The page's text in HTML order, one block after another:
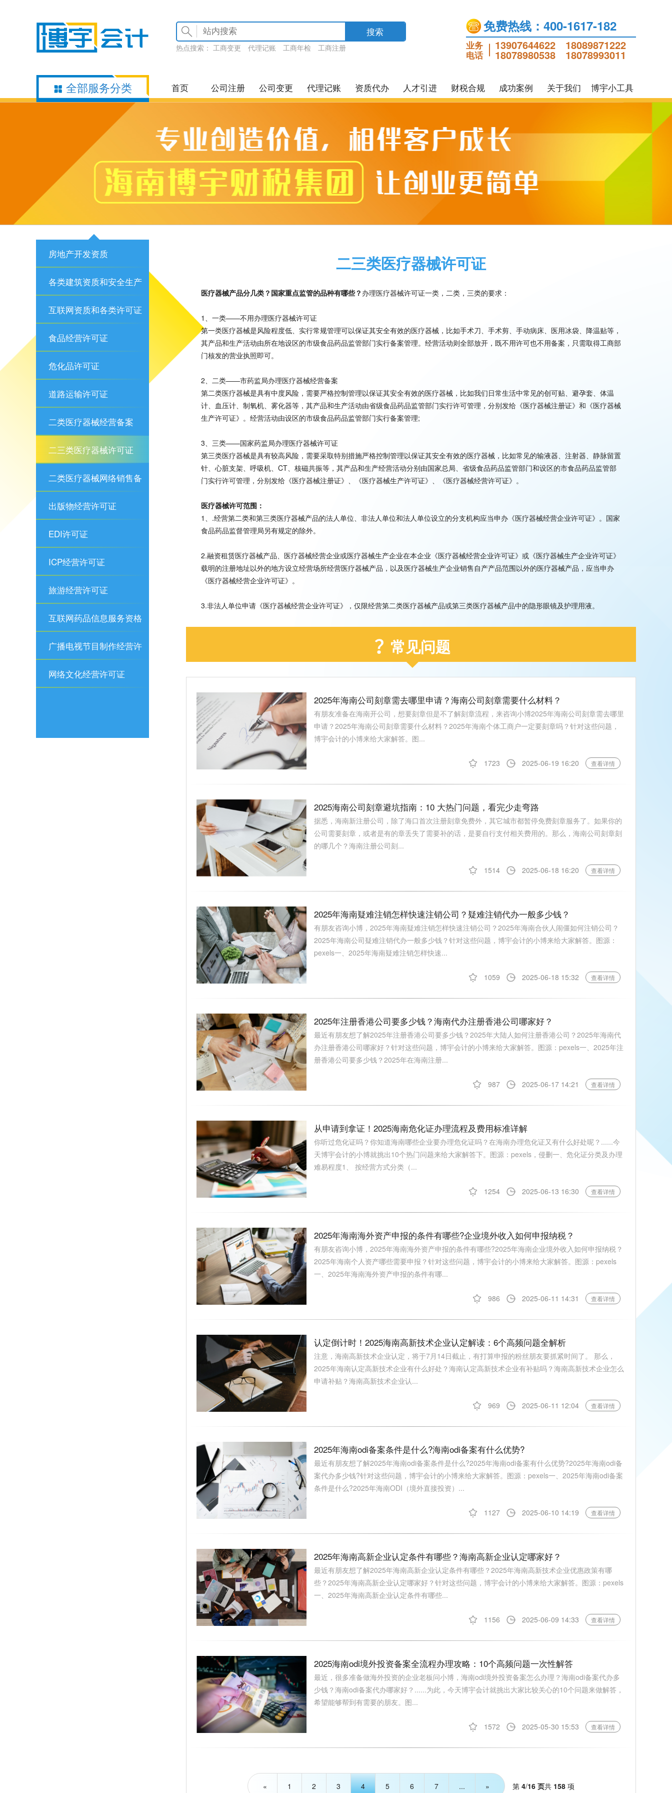
搜索
热点搜索： 工商变更 代理记账 工商年检 工商注册
免费热线：400-1617-182
业务
电话
13907644622 18089871222
18078980538 18078993011
全部服务分类 首页 公司注册 公司变更 代理记账 资质代办 人才引进 财税合规 成功案例 关于我们 博宇小工具
房地产开发资质
各类建筑资质和安全生产
许可证
互联网资质和各类许可证
食品经营许可证
危化品许可证
道路运输许可证
二类医疗器械经营备案
二三类医疗器械许可证
二类医疗器械网络销售备
案
出版物经营许可证
EDI许可证
ICP经营许可证
旅游经营许可证
互联网药品信息服务资格
证
广播电视节目制作经营许
可证
网络文化经营许可证
二三类医疗器械许可证
医疗器械产品分几类？国家重点监管的品种有哪些？ 办理医疗器械许可证一类，二类，三类的要求：
1、一类——不用办理医疗器械许可证
第一类医疗器械是风险程度低、实行常规管理可以保证其安全有效的医疗器械，比如手术刀、手术剪、手动病床、医用冰袋、降温贴等，
其产品和生产活动由所在地设区的市级食品药品监管部门实行备案管理。经营活动则全部放开，既不用许可也不用备案，只需取得工商部
门核发的营业执照即可。
2、二类——市药监局办理医疗器械经营备案
第二类医疗器械是具有中度风险，需要严格控制管理以保证其安全有效的医疗器械，比如我们日常生活中常见的创可贴、避孕套、体温
计、血压计、制氧机、雾化器等，其产品和生产活动由省级食品药品监管部门实行许可管理，分别发给《医疗器械注册证》和《医疗器械
生产许可证》。经营活动由设区的市级食品药品监管部门实行备案管理;
3、三类——国家药监局办理医疗器械许可证
第三类医疗器械是具有较高风险，需要采取特别措施严格控制管理以保证其安全有效的医疗器械，比如常见的输液器、注射器、静脉留置
针、心脏支架、呼吸机、CT、核磁共振等，其产品和生产经营活动分别由国家总局、省级食品药品监管部门和设区的市食品药品监管部
门实行许可管理，分别发给《医疗器械注册证》、《医疗器械生产许可证》、《医疗器械经营许可证》。
医疗器械许可范围：
1、.经营第二类和第三类医疗器械产品的法人单位、非法人单位和法人单位设立的分支机构应当申办《医疗器械经营企业许可证》。国家
食品药品监督管理局另有规定的除外。
2.融资租赁医疗器械产品、医疗器械经营企业或医疗器械生产企业在本企业《医疗器械经营企业许可证》或《医疗器械生产企业许可证》
载明的注册地址以外的地方设立经营场所经营医疗器械产品，以及医疗器械生产企业销售自产产品范围以外的医疗器械产品，应当申办
《医疗器械经营企业许可证》。
3.非法人单位申请《医疗器械经营企业许可证》，仅限经营第二类医疗器械产品或第三类医疗器械产品中的隐形眼镜及护理用液。
常见问题
2025年海南公司刻章需去哪里申请？海南公司刻章需要什么材料？
有朋友准备在海南开公司，想要刻章但是不了解刻章流程，来咨询小博2025年海南公司刻章需去哪里
申请？2025年海南公司刻章需要什么材料？2025年海南个体工商户一定要刻章吗？针对这些问题，
博宇会计的小博来给大家解答。图...
1723 2025-06-19 16:20 查看详情
2025海南公司刻章避坑指南：10 大热门问题，看完少走弯路
据悉，海南新注册公司，除了海口首次注册刻章免费外，其它城市都暂停免费刻章服务了。如果你的
公司需要刻章，或者是有的章丢失了需要补的话，是要自行支付相关费用的。那么，海南公司刻章刻
的哪几个？海南注册公司刻...
1514 2025-06-18 16:20 查看详情
2025年海南疑难注销怎样快速注销公司？疑难注销代办一般多少钱？
有朋友咨询小博，2025年海南疑难注销怎样快速注销公司？2025年海南合伙人闹僵如何注销公司？
2025年海南公司疑难注销代办一般多少钱？针对这些问题，博宇会计的小博来给大家解答。图源：
pexels一、2025年海南疑难注销怎样快速...
1059 2025-06-18 15:32 查看详情
2025年注册香港公司要多少钱？海南代办注册香港公司哪家好？
最近有朋友想了解2025年注册香港公司要多少钱？2025年大陆人如何注册香港公司？2025年海南代
办注册香港公司哪家好？针对这些问题，博宇会计的小博来给大家解答。图源：pexels一、2025年注
册香港公司要多少钱？2025年在海南注册...
987 2025-06-17 14:21 查看详情
从申请到拿证！2025海南危化证办理流程及费用标准详解
你听过危化证吗？你知道海南哪些企业要办理危化证吗？在海南办理危化证又有什么好处呢？......今
天博宇会计的小博就挑出10个热门问题来给大家解答下。图源：pexels，侵删一、危化证分类及办理
难易程度1、 按经营方式分类（...
1254 2025-06-13 16:30 查看详情
2025年海南海外资产申报的条件有哪些?企业境外收入如何申报纳税？
有朋友咨询小博，2025年海南海外资产申报的条件有哪些?2025年海南企业境外收入如何申报纳税？
2025年海南个人资产哪些需要申报？针对这些问题，博宇会计的小博来给大家解答。图源：pexels
一、2025年海南海外资产申报的条件有哪...
986 2025-06-11 14:31 查看详情
认定倒计时！2025海南高新技术企业认定解读：6个高频问题全解析
注意，海南高新技术企业认定，将于7月14日截止‌，有打算申报的粉丝朋友要抓紧时间了。 那么，
2025年海南认定高新技术企业有什么好处？海南认定高新技术企业有补贴吗？海南高新技术企业怎么
申请补贴？海南高新技术企业认...
969 2025-06-11 12:04 查看详情
2025年海南odi备案条件是什么?海南odi备案有什么优势?
最近有朋友想了解2025年海南odi备案条件是什么?2025年海南odi备案有什么优势?2025年海南odi备
案代办多少钱?针对这些问题，博宇会计的小博来给大家解答。图源：pexels一、2025年海南odi备案
条件是什么?2025年海南ODI（境外直接投资）...
1127 2025-06-10 14:19 查看详情
2025年海南高新企业认定条件有哪些？海南高新企业认定哪家好？
最近有朋友想了解2025年海南高新企业认定条件有哪些？2025年海南高新技术企业优惠政策有哪
些？2025年海南高新企业认定哪家好？针对这些问题，博宇会计的小博来给大家解答。图源：pexels
一、2025年海南高新企业认定条件有哪些...
1156 2025-06-09 14:33 查看详情
2025海南odi境外投资备案全流程办理攻略：10个高频问题一次性解答
最近，很多准备做海外投资的企业老板问小博，海南odi境外投资备案怎么办理？海南odi备案代办多
少钱？海南odi备案代办哪家好？......为此，今天博宇会计就挑出大家比较关心的10个问题来做解答，
希望能够帮到有需要的朋友。图...
1572 2025-05-30 15:53 查看详情
« 1 2 3 4 5 6 7 ... » 第 4/16 页共 158 项